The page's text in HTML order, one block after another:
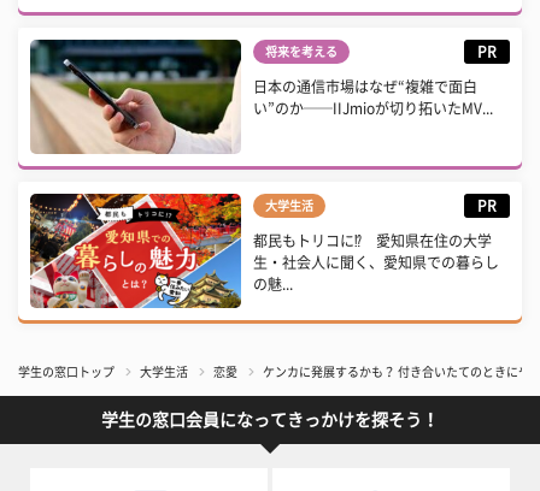
将来を考える PR
日本の通信市場はなぜ“複雑で面白
い”のか──IIJmioが切り拓いたMV...
大学生活 PR
都民もトリコに⁉ 愛知県在住の大学
生・社会人に聞く、愛知県での暮らし
の魅...
学生の窓口トップ 大学生活 恋愛 ケンカに発展するかも？ 付き合いたてのときにや
学生の窓口会員になってきっかけを探そう！